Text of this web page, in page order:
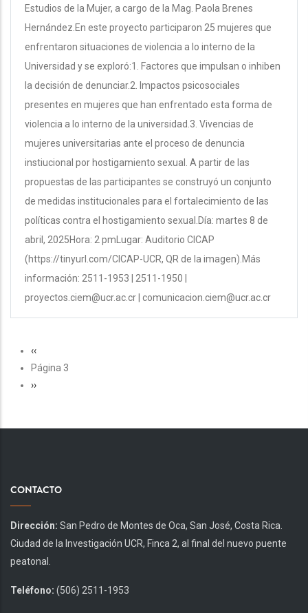
Estudios de la Mujer, a cargo de la Mag. Paola Brenes
Hernández.En este proyecto participaron 25 mujeres que
enfrentaron situaciones de violencia a lo interno de la
Universidad y se exploró:1. Factores que impulsan o inhiben
la decisión de denunciar.2. Impactos psicosociales
presentes en mujeres que han enfrentado esta forma de
violencia a lo interno de la universidad.3. Vivencias de
mujeres universitarias ante el proceso de denuncia
instiucional por hostigamiento sexual. A partir de las
propuestas de las participantes se construyó un conjunto
de medidas institucionales para el fortalecimiento de las
políticas contra el hostigamiento sexual.Día: martes 8 de
abril, 2025Hora: 2 pmLugar: Auditorio CICAP
(https://tinyurl.com/CICAP-UCR, QR de la imagen).Más
información: 2511-1953 | 2511-1950 |
proyectos.ciem@ucr.ac.cr | comunicacion.ciem@ucr.ac.cr
PAGINACIÓN
Página
anterior
‹‹
Página 3
Siguiente
››
CONTACTO
Dirección: San Pedro de Montes de Oca, San José, Costa Rica.
Ciudad de la Investigación UCR, Finca 2, al final del nuevo puente
peatonal.
Teléfono: (506) 2511-1953